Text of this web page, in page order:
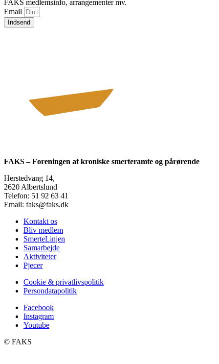
FAKS medlemsinfo, arrangementer mv.
Email
Indsend
FAKS – Foreningen af kroniske smerteramte og pårørende
Herstedvang 14,
2620 Albertslund
Telefon: 51 92 63 41
Email: faks@faks.dk
Kontakt os
Bliv medlem
SmerteLinjen
Samarbejde
Aktiviteter
Pjecer
Cookie & privatlivspolitik
Persondatapolitik
Facebook
Instagram
Youtube
©️ FAKS